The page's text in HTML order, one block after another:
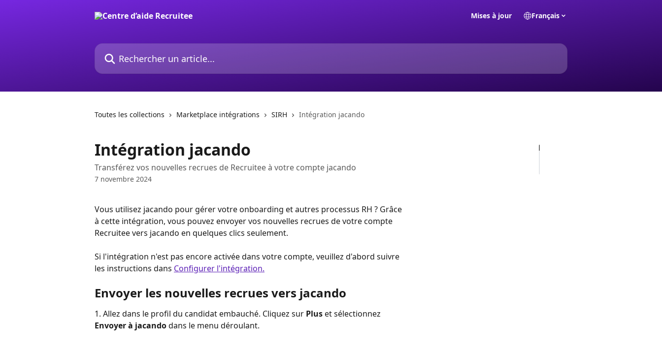
Mises à jour Français
Rechercher un article...
Toutes les collections Marketplace intégrations SIRH Intégration jacando
Intégration jacando
Transférez vos nouvelles recrues de Recruitee à votre compte jacando
7 novembre 2024
Vous utilisez jacando pour gérer votre onboarding et autres processus RH ? Grâce
à cette intégration, vous pouvez envoyer vos nouvelles recrues de votre compte
Recruitee vers jacando en quelques clics seulement.
Si l'intégration n'est pas encore activée dans votre compte, veuillez d'abord suivre
les instructions dans Configurer l'intégration.
Envoyer les nouvelles recrues vers jacando
1. Allez dans le profil du candidat embauché. Cliquez sur Plus et sélectionnez
Envoyer à jacando dans le menu déroulant.